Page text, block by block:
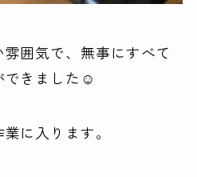
囲気で、無事にすべて
できました☺
に入ります。